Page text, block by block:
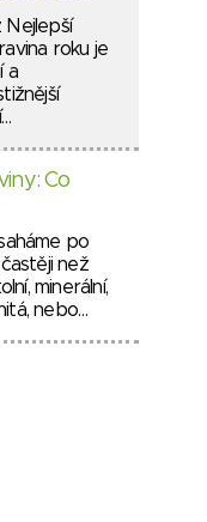
Nejlepší
roku je
a
Co
po
častěji než
minerální,
nebo…